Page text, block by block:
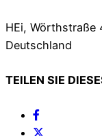
HEi, Wörthstraße
Deutschland
TEILEN SIE